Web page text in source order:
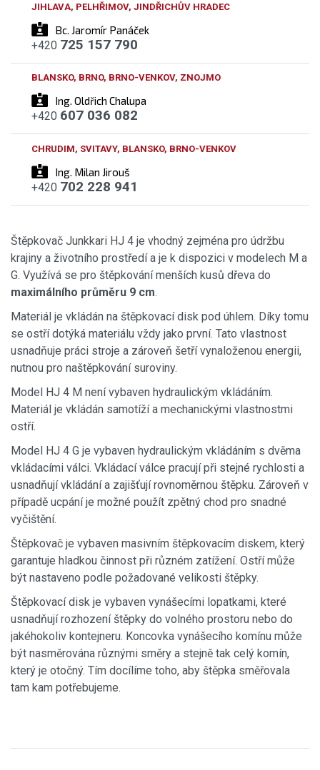
Bc. Jaromír Panáček
JIHLAVA, PELHŘIMOV, JINDŘICHŮV HRADEC
+420 725 157 790
Ing. Oldřich Chalupa
BLANSKO, BRNO, BRNO-VENKOV, ZNOJMO
+420 607 036 082
Ing. Milan Jirouš
CHRUDIM, SVITAVY, BLANSKO, BRNO-VENKOV
+420 702 228 941
Štěpkovač Junkkari HJ 4 je vhodný zejména pro údržbu
krajiny a životního prostředí a je k dispozici v modelech M a
G. Využívá se pro štěpkování menších kusů dřeva do
maximálního průměru 9 cm.
Materiál je vkládán na štěpkovací disk pod úhlem. Díky tomu
se ostří dotýká materiálu vždy jako první. Tato vlastnost
usnadňuje práci stroje a zároveň šetří vynaloženou energii,
nutnou pro naštěpkování suroviny.
Model HJ 4 M není vybaven hydraulickým vkládáním.
Materiál je vkládán samotíží a mechanickými vlastnostmi
ostří.
Model HJ 4 G je vybaven hydraulickým vkládáním s dvěma
vkládacími válci. Vkládací válce pracují při stejné rychlosti a
usnadňují vkládání a zajišťují rovnoměrnou štěpku. Zároveň v
případě ucpání je možné použít zpětný chod pro snadné
vyčištění.
Štěpkovač je vybaven masivním štěpkovacím diskem, který
garantuje hladkou činnost při různém zatížení. Ostří může
být nastaveno podle požadované velikosti štěpky.
Štěpkovací disk je vybaven vynášecími lopatkami, které
usnadňují rozhození štěpky do volného prostoru nebo do
jakéhokoliv kontejneru. Koncovka vynášecího komínu může
být nasměrována různými směry a stejně tak celý komín,
který je otočný. Tím docílíme toho, aby štěpka směřovala
tam kam potřebujeme.